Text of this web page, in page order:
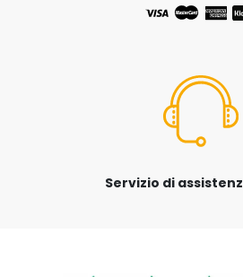
Servizio di